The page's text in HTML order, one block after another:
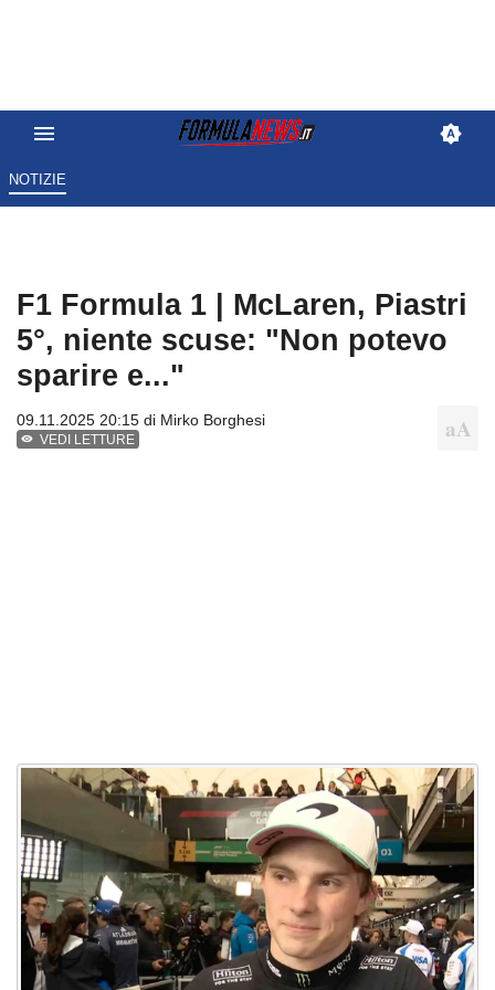
NOTIZIE
F1 Formula 1 | McLaren, Piastri
5°, niente scuse: "Non potevo
sparire e..."
09.11.2025 20:15 di Mirko Borghesi
VEDI LETTURE